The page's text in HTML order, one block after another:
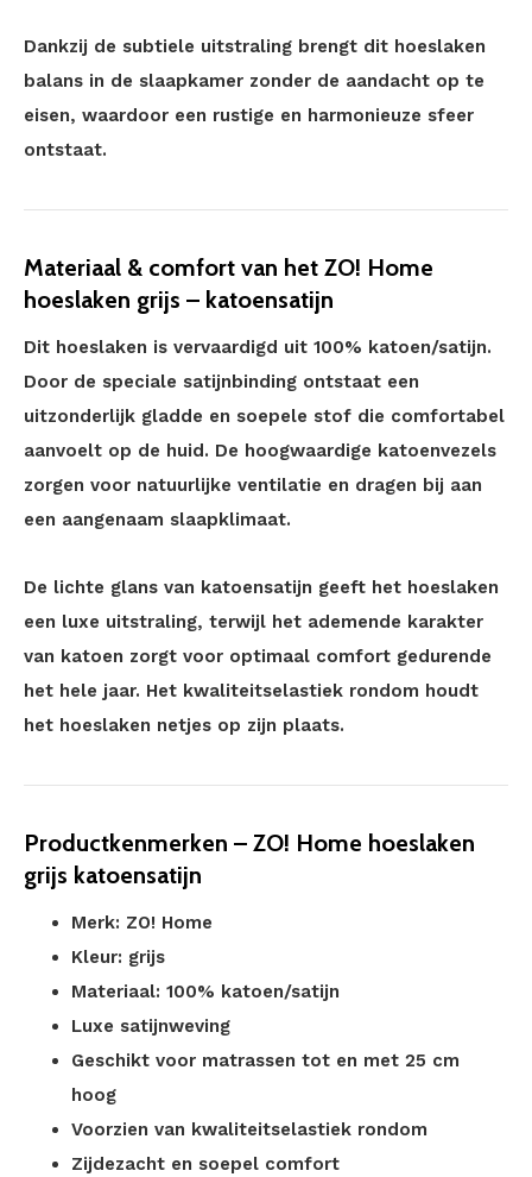
Dankzij de subtiele uitstraling brengt dit hoeslaken
balans in de slaapkamer zonder de aandacht op te
eisen, waardoor een rustige en harmonieuze sfeer
ontstaat.
Materiaal & comfort van het ZO! Home
hoeslaken grijs – katoensatijn
Dit hoeslaken is vervaardigd uit 100% katoen/satijn.
Door de speciale satijnbinding ontstaat een
uitzonderlijk gladde en soepele stof die comfortabel
aanvoelt op de huid. De hoogwaardige katoenvezels
zorgen voor natuurlijke ventilatie en dragen bij aan
een aangenaam slaapklimaat.
De lichte glans van katoensatijn geeft het hoeslaken
een luxe uitstraling, terwijl het ademende karakter
van katoen zorgt voor optimaal comfort gedurende
het hele jaar. Het kwaliteitselastiek rondom houdt
het hoeslaken netjes op zijn plaats.
Productkenmerken – ZO! Home hoeslaken
grijs katoensatijn
Merk: ZO! Home
Kleur: grijs
Materiaal: 100% katoen/satijn
Luxe satijnweving
Geschikt voor matrassen tot en met 25 cm
hoog
Voorzien van kwaliteitselastiek rondom
Zijdezacht en soepel comfort